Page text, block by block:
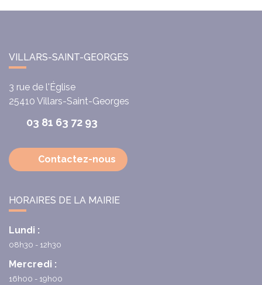
VILLARS-SAINT-GEORGES
3 rue de l'Église
25410 Villars-Saint-Georges
03 81 63 72 93
Contactez-nous
HORAIRES DE LA MAIRIE
Lundi :
08h30 - 12h30
Mercredi :
16h00 - 19h00